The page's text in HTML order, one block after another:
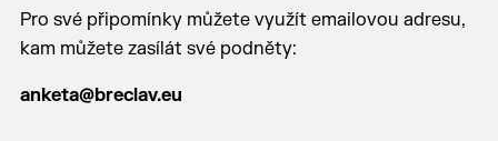
Pro své připomínky můžete využít emailovou adresu,
kam můžete zasílát své podněty:
anketa@breclav.eu